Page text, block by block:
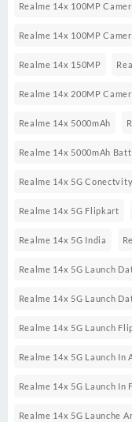
Realme 14x 100MP
Realme 14x 100MP
Realme 14x 150MP
Realme 14x 200MP
Realme 14x 5000mAh
Realme 14x 5000mAh
Realme 14x 5G Conectvity
Realme 14x 5G Flipkart
Realme 14x 5G India
Realme 14x 5G Launch
Realme 14x 5G Launch
Realme 14x 5G Launch
Realme 14x 5G Launch In
Realme 14x 5G Launch In
Realme 14x 5G Launche